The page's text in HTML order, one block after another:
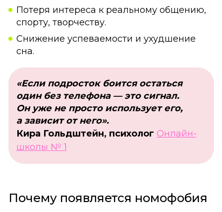
Потеря интереса к реальному общению,
спорту, творчеству.
Снижение успеваемости и ухудшение
сна.
«Если подросток боится остаться
один без телефона — это сигнал.
Он уже не просто использует его,
а зависит от него».
Кира Гольдштейн, психолог Онлайн-
школы № 1
Почему появляется номофобия